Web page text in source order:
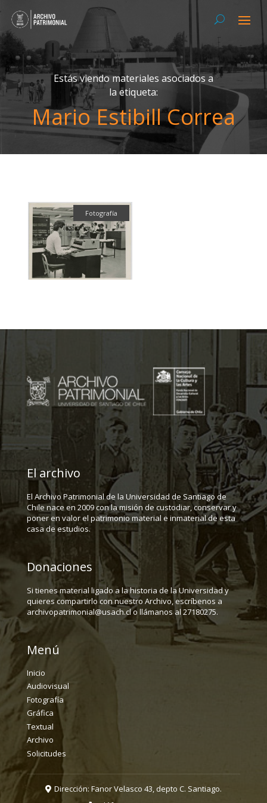
Estás viendo materiales asociados a
la etiqueta:
Mario Estibill Correa
Fotografía
El archivo
El Archivo Patrimonial de la Universidad de Santiago de
Chile nace en 2009 con la misión de custodiar, conservar y
poner en valor el patrimonio material e inmaterial de esta
casa de estudios.
Donaciones
Si tienes material ligado a la historia de la Universidad y
quieres compartirlo con nuestro Archivo, escríbenos a
archivopatrimonial@usach.cl o llámanos al 27180275.
Menú
Inicio
Audiovisual
Fotografía
Gráfica
Textual
Archivo
Solicitudes
Dirección: Fanor Velasco 43, depto C. Santiago.